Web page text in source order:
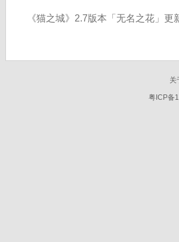
《猫之城》2.7版本「无名之花」更
关
粤ICP备